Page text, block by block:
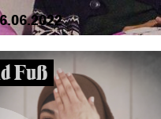
Fuß